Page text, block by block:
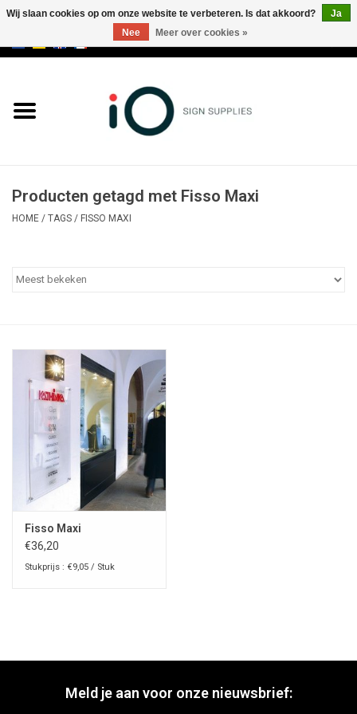
Merken
Producten getagd met Fisso Maxi
HOME / TAGS / FISSO MAXI
Fisso Maxi
€36,20
Stukprijs : €9,05 / Stuk
Meld je aan voor onze nieuwsbrief:
Wij slaan cookies op om onze website te verbeteren. Is dat akkoord?
Ja
Nee
Meer over cookies »